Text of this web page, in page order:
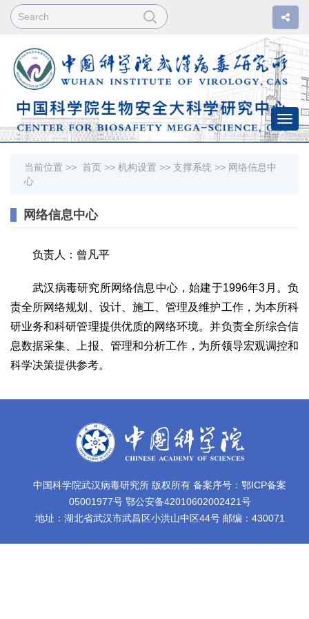
当前位置 >> 首页 >> 机构设置 >> 支撑系统 >> 网络信息中
心
网络信息中心
负责人：曾凡平
武汉病毒研究所网络信息中心，始建于1996年3月。负
责全所网络规划、设计、施工、管理及维护工作，为本所科
研业务和科研管理提供优质的网络环境。并负责全所综合信
息数据采集、上报、管理和分析工作，为所领导宏观调控和
科学决策提供参考。
中国科学院武汉病毒研究所 版权所有 备案序号：鄂ICP备案
05001977号 鄂公安备42010602002421号
地址：湖北省武汉市武昌区小洪山中区44号 邮编：430071